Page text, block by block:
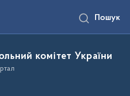
Пошук
комітет України